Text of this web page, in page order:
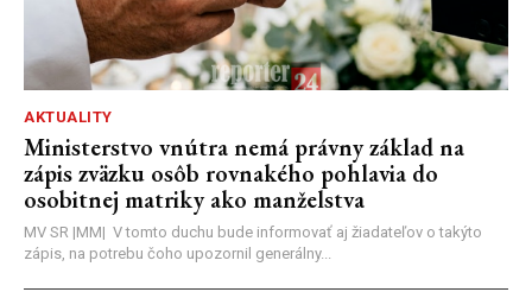
AKTUALITY
Ministerstvo vnútra nemá právny základ na
zápis zväzku osôb rovnakého pohlavia do
osobitnej matriky ako manželstva
MV SR |MM| V tomto duchu bude informovať aj žiadateľov o takýto
zápis, na potrebu čoho upozornil generálny...